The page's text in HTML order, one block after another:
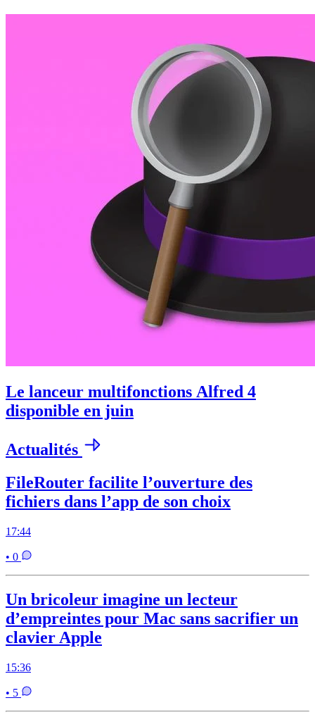
Le lanceur multifonctions Alfred 4
disponible en juin
Actualités
FileRouter facilite l’ouverture des
fichiers dans l’app de son choix
17:44
• 0
Un bricoleur imagine un lecteur
d’empreintes pour Mac sans sacrifier un
clavier Apple
15:36
• 5